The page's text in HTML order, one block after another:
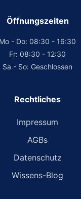
Öffnungszeiten
Mo - Do: 08:30 - 16:30
Fr: 08:30 - 12:30
Sa - So: Geschlossen
Rechtliches
Impressum
AGBs
Datenschutz
Wissens-Blog